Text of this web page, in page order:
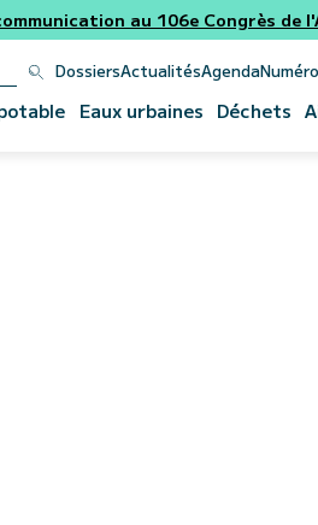
au 106e Congrès de
DossiersActualitésAgenda
Eaux urbaines Déchets